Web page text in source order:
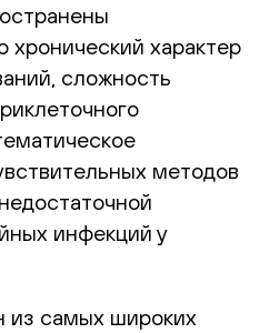
хронический характер
сложность
методов
инфекций у
из самых широких